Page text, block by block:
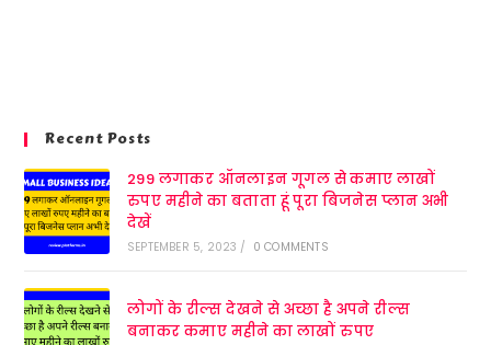
Recent Posts
299 लगाकर ऑनलाइन गूगल से कमाए लाखों
रुपए महीने का बताता हूं पूरा बिजनेस प्लान अभी
देखें
SEPTEMBER 5, 2023 / 0 COMMENTS
लोगों के रील्स देखने से अच्छा है अपने रील्स
बनाकर कमाए महीने का लाखों रुपए